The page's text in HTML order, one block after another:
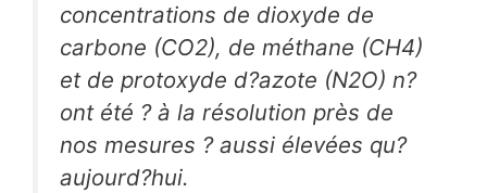
concentrations de dioxyde de
carbone (CO2), de méthane (CH4)
et de protoxyde d?azote (N2O) n?
ont été ? à la résolution près de
nos mesures ? aussi élevées qu?
aujourd?hui.